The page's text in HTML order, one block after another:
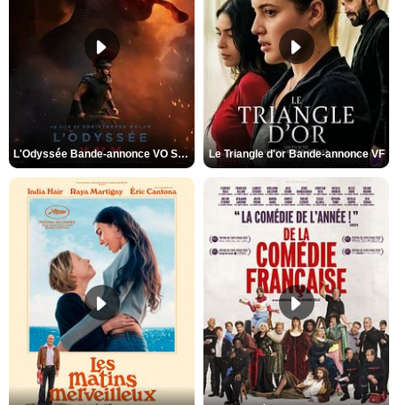
L'Odyssée Bande-annonce VO STFR Le Triangle d'or Bande-annonce VF